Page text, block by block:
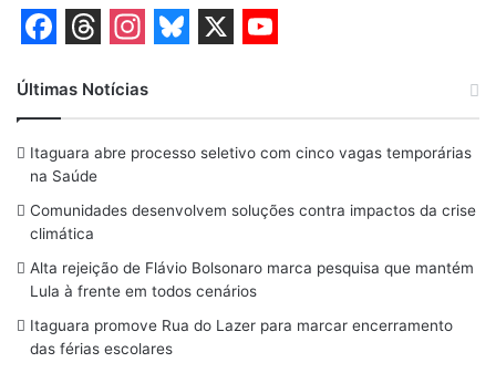
a
c
e
b
o
o
k
h
r
e
a
d
s
n
s
t
a
r
a
m
u
e
s
y
u
T
u
e
Últimas Notícias
Itaguara abre processo seletivo com cinco vagas temporárias
na Saúde
Comunidades desenvolvem soluções contra impactos da crise
climática
Alta rejeição de Flávio Bolsonaro marca pesquisa que mantém
Lula à frente em todos cenários
Itaguara promove Rua do Lazer para marcar encerramento
das férias escolares